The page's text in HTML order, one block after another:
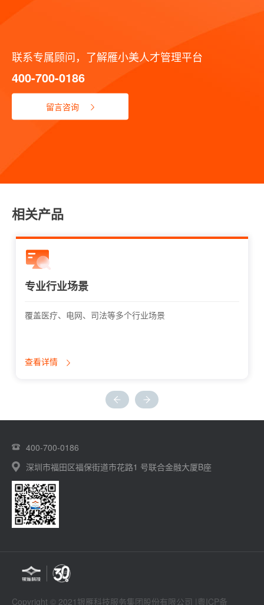
联系专属顾问，了解雁小美人才管理平台
400-700-0186
留言咨询
相关产品
专业行业场景
覆盖医疗、电网、司法等多个行业场景
查看详情
400-700-0186
深圳市福田区福保街道市花路1 号联合金融大厦B座
Copyright © 2021银雁科技服务集团股份有限公司 |粤ICP备